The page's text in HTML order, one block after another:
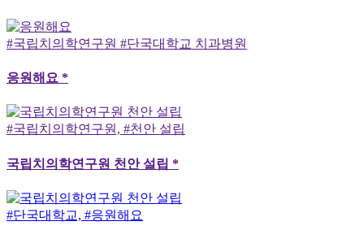
#국립치의학연구원 #단국대학교 치과병원
응원해요 *
#국립치의학연구원, #천안 설립
국립치의학연구원 천안 설립 *
#단국대학교, #응원해요